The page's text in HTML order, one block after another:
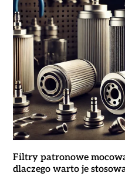
Filtry patronowe
dlaczego warto je